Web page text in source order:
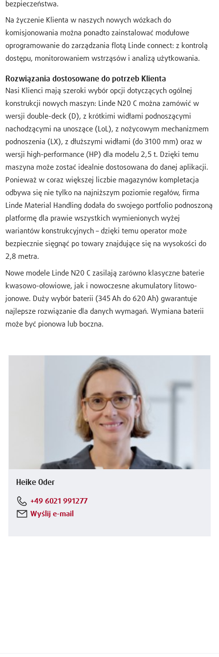
bezpieczeństwa.
Na życzenie Klienta w naszych nowych wózkach do
komisjonowania można ponadto zainstalować modułowe
oprogramowanie do zarządzania flotą Linde connect: z kontrolą
dostępu, monitorowaniem wstrząsów i analizą użytkowania.
Rozwiązania dostosowane do potrzeb Klienta
Nasi Klienci mają szeroki wybór opcji dotyczących ogólnej
konstrukcji nowych maszyn: Linde N20 C można zamówić w
wersji double-deck (D), z krótkimi widłami podnoszącymi
nachodzącymi na unoszące (LoL), z nożycowym mechanizmem
podnoszenia (LX), z dłuższymi widłami (do 3100 mm) oraz w
wersji high-performance (HP) dla modelu 2,5 t. Dzięki temu
maszyna może zostać idealnie dostosowana do danej aplikacji.
Ponieważ w coraz większej liczbie magazynów kompletacja
odbywa się nie tylko na najniższym poziomie regałów, firma
Linde Material Handling dodała do swojego portfolio podnoszoną
platformę dla prawie wszystkich wymienionych wyżej
wariantów konstrukcyjnych – dzięki temu operator może
bezpiecznie sięgnąć po towary znajdujące się na wysokości do
2,8 metra.
Nowe modele Linde N20 C zasilają zarówno klasyczne baterie
kwasowo-ołowiowe, jak i nowoczesne akumulatory litowo-
jonowe. Duży wybór baterii (345 Ah do 620 Ah) gwarantuje
najlepsze rozwiązanie dla danych wymagań. Wymiana baterii
może być pionowa lub boczna.
Heike Oder
+49 6021 991277
Wyślij e-mail